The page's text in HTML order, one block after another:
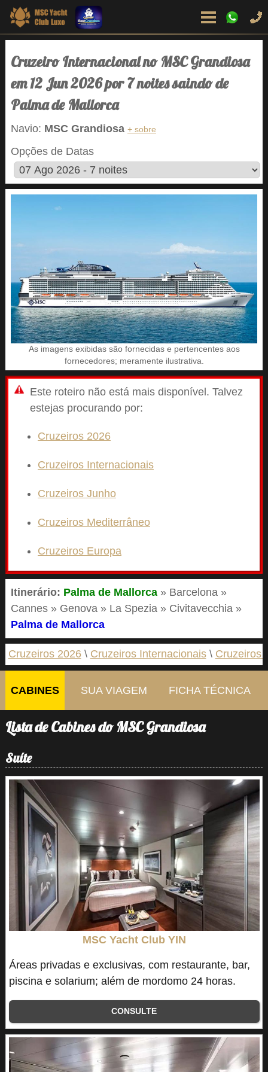
Cruzeiro Internacional no MSC Grandiosa
em 12 Jun 2026 por 7 noites saindo de
Palma de Mallorca
Navio: MSC Grandiosa + sobre
Opções de Datas
As imagens exibidas são fornecidas e pertencentes aos
fornecedores; meramente ilustrativa.
Este roteiro não está mais disponível. Talvez
estejas procurando por:
Cruzeiros 2026
Cruzeiros Internacionais
Cruzeiros Junho
Cruzeiros Mediterrâneo
Cruzeiros Europa
Itinerário: Palma de Mallorca » Barcelona »
Cannes » Genova » La Spezia » Civitavecchia »
Palma de Mallorca
Cruzeiros 2026 Cruzeiros Internacionais Cruzeiros
CABINES SUA VIAGEM FICHA TÉCNICA
Lista de Cabines do MSC Grandiosa
Suíte
MSC Yacht Club YIN
Áreas privadas e exclusivas, com restaurante, bar,
piscina e solarium; além de mordomo 24 horas.
CONSULTE